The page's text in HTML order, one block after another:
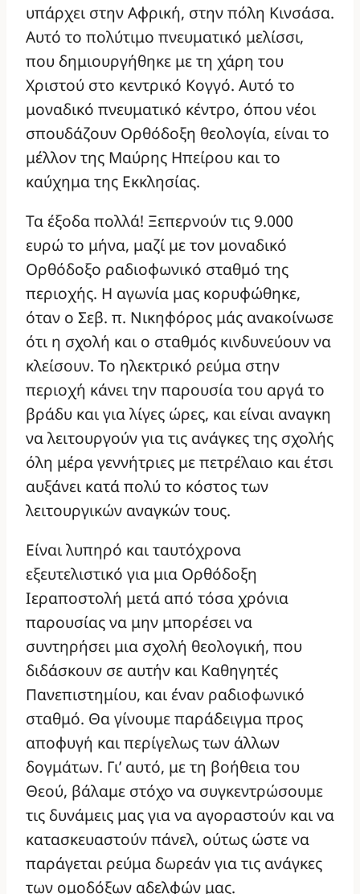
υπάρχει στην Αφρική, στην πόλη Κινσάσα.
Αυτό το πολύτιμο πνευματικό μελίσσι,
που δημιουργήθηκε με τη χάρη του
Χριστού στο κεντρικό Κογγό. Αυτό το
μοναδικό πνευματικό κέντρο, όπου νέοι
σπουδάζουν Ορθόδοξη θεολογία, είναι το
μέλλον της Μαύρης Ηπείρου και το
καύχημα της Εκκλησίας.
Τα έξοδα πολλά! Ξεπερνούν τις 9.000
ευρώ το μήνα, μαζί με τον μοναδικό
Ορθόδοξο ραδιοφωνικό σταθμό της
περιοχής. Η αγωνία μας κορυφώθηκε,
όταν ο Σεβ. π. Νικηφόρος μάς ανακοίνωσε
ότι η σχολή και ο σταθμός κινδυνεύουν να
κλείσουν. Το ηλεκτρικό ρεύμα στην
περιοχή κάνει την παρουσία του αργά το
βράδυ και για λίγες ώρες, και είναι αναγκη
να λειτουργούν για τις ανάγκες της σχολής
όλη μέρα γεννήτριες με πετρέλαιο και έτσι
αυξάνει κατά πολύ το κόστος των
λειτουργικών αναγκών τους.
Είναι λυπηρό και ταυτόχρονα
εξευτελιστικό για μια Ορθόδοξη
Ιεραποστολή μετά από τόσα χρόνια
παρουσίας να μην μπορέσει να
συντηρήσει μια σχολή θεολογική, που
διδάσκουν σε αυτήν και Καθηγητές
Πανεπιστημίου, και έναν ραδιοφωνικό
σταθμό. Θα γίνουμε παράδειγμα προς
αποφυγή και περίγελως των άλλων
δογμάτων. Γι’ αυτό, με τη βοήθεια του
Θεού, βάλαμε στόχο να συγκεντρώσουμε
τις δυνάμεις μας για να αγοραστούν και να
κατασκευαστούν πάνελ, ούτως ώστε να
παράγεται ρεύμα δωρεάν για τις ανάγκες
των ομοδόξων αδελφών μας.